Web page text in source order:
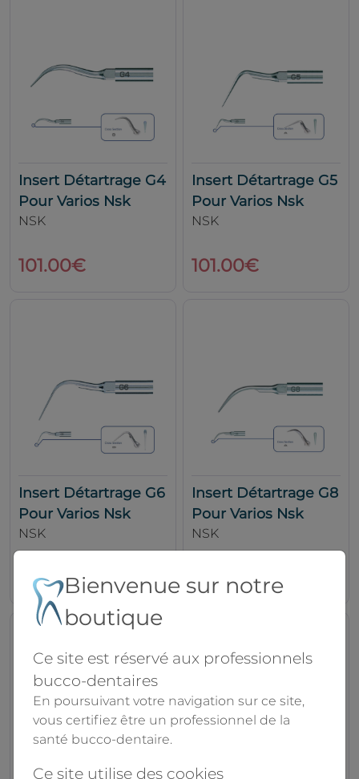
Insert Détartrage G4
Pour Varios Nsk
NSK
101.00€
Insert Détartrage G5
Pour Varios Nsk
NSK
101.00€
Insert Détartrage G6
Pour Varios Nsk
NSK
101.00€
Insert Détartrage G8
Pour Varios Nsk
NSK
101.00€
Bienvenue sur notre
boutique
Ce site est réservé aux professionnels
bucco-dentaires
En poursuivant votre navigation sur ce site,
vous certifiez être un professionnel de la
santé bucco-dentaire.
Ce site utilise des cookies